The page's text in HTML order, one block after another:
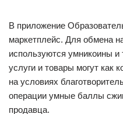
В приложение
маркетплейс. Для обмена
используются умникоины
услуги и товары могут как
на условиях
операции умные баллы
продавца.